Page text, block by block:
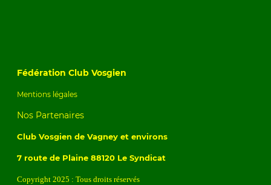
Fédération Club Vosgien
Mentions légales
Nos Partenaires
Club Vosgien de Vagney et environs
7 route de Plaine 88120 Le Syndicat
Copyright 2025 : Tous droits réservés